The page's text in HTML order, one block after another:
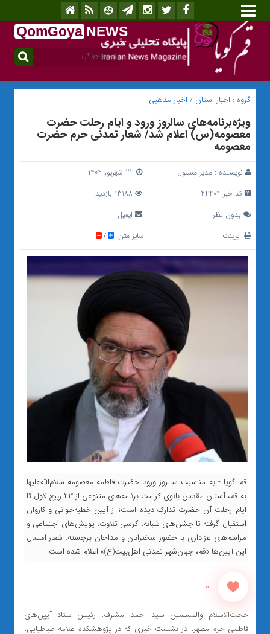
QomGoya NEWS
.ir
گروه : اخبار استان / اخبار مذهبی
ویژه‌برنامه‌های سالروز ورود و ایام رحلت حضرت
معصومه(س) اعلام شد/ شعار تمدنی حرم حضرت
معصومه
نویسنده : مدیر مسئول
کد خبر 24404
بدون نظر
ایمیل
پرینت
سایز متن /
قم گویا - به مناسبت سالروز ورود حضرت فاطمه معصومه سلام‌الله‌علیها
به قم، آستان مقدس بانوی کرامت برنامه‌های متنوعی از ۲۳ ربیع‌الاول تا
ایام رحلت آن حضرت تدارک دیده است؛ از آیین خطبه‌خوانی و کاروان
استقبال گرفته تا جشن‌های شبانه، کرسی تلاوت، پویش‌های اجتماعی و
مراسم‌های عزاداری با حضور سخنرانان و مداحان برجسته. شعار امسال
این آیین‌ها «قم، جهان‌شهر تمدنی اهل‌بیت(ع)» اعلام شده است.
0
حجت‌الاسلام والمسلمین سید احمد مشرف، رئیس ستاد آیین‌های
فاطمی حرم مطهر، در نشست خبری که در پژوهشکده علامه طباطبایی،